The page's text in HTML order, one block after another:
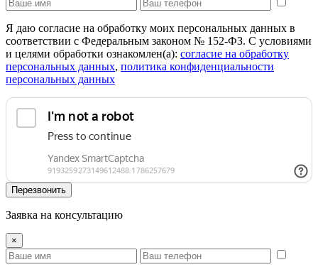
Я даю согласие на обработку моих персональных данных в
соответствии с Федеральным законом № 152-ФЗ. С условиями
и целями обработки ознакомлен(а): cогласие на обработку
персональных данных, политика конфиденциальности
персональных данных
Перезвонить
Заявка на консультацию
×